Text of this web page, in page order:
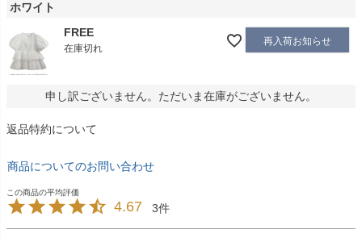
ホワイト
FREE
在庫切れ
再入荷お知らせ
申し訳ございません。ただいま在庫がございません。
返品特約について
商品についてのお問い合わせ
4.67 3